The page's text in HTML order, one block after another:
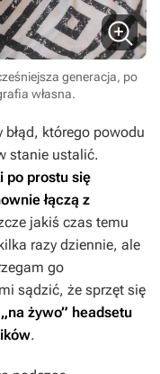
generacja, po
własna.
którego powodu
stanie ustalić.
po prostu się
łączą z
jakiś czas temu
razy dziennie, ale
go
sądzić, że sprzęt się
żywo” headsetu
.